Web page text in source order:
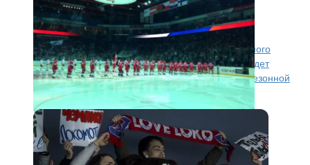
Барсом»
В субботу, 29 августа, в третьем матче регулярного
чемпионата КХЛ «Локомотив» на своем льду будет
принимать казанский «Ак Барс». По ходу предсезонной
подготовки соперники успели очень...